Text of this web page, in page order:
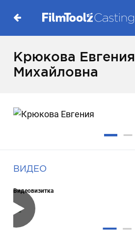
Крюкова Евгения
Михайловна
ВИДЕО
Видеовизитка